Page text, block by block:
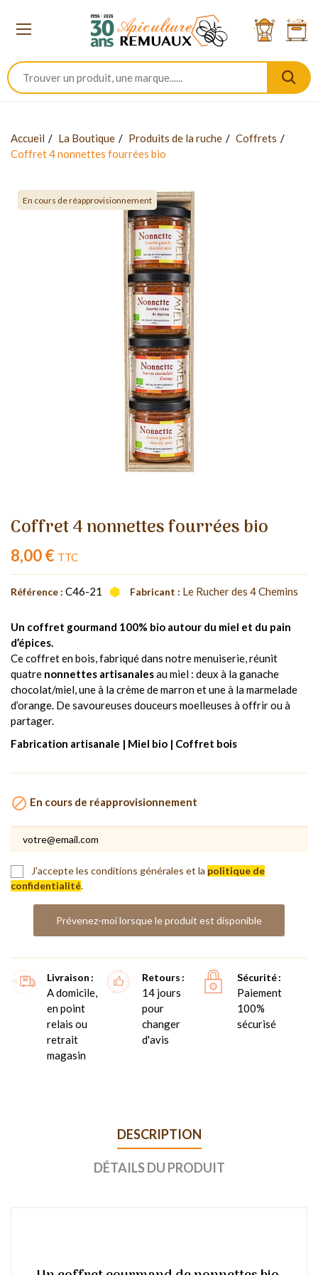
Accueil La Boutique Produits de la ruche
Coffrets
Coffret 4 nonnettes fourrées bio
En cours de réapprovisionnement
Coffret 4 nonnettes fourrées bio
8,00 € TTC
Référence : C46-21 Fabricant : Le Rucher des 4 Chemins
Un coffret gourmand 100% bio autour du miel et du pain
d’épices.
Ce coffret en bois, fabriqué dans notre menuiserie, réunit
quatre nonnettes artisanalesau miel : deux à la ganache
chocolat/miel, une à la crème de marron et une à la marmelade
d’orange. De savoureuses douceurs moelleuses à offrir ou à
partager.
Fabrication artisanale | Miel bio | Coffret bois
 En cours de réapprovisionnement
J'accepte les conditions générales et la politique de
confidentialité.
Prévenez-moi lorsque le produit est disponible
Livraison
A domicile,
en point
relais ou
retrait
magasin
Retours
14 jours
pour
changer
d'avis
Sécurité
Paiement
100%
sécurisé
DESCRIPTION
DÉTAILS DU PRODUIT